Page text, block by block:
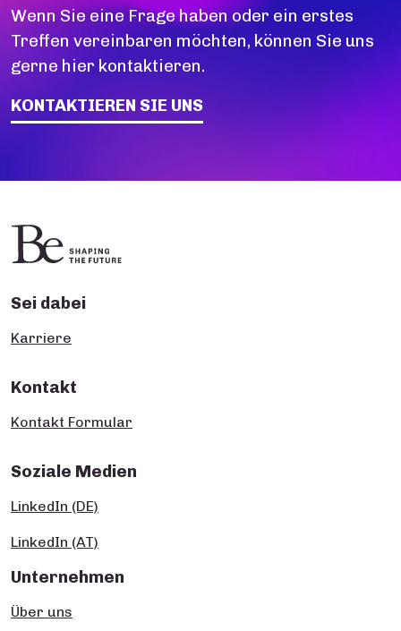
Wenn Sie eine Frage haben oder ein erstes
Treffen vereinbaren möchten, können Sie uns
gerne hier kontaktieren.
KONTAKTIEREN SIE UNS
Sei dabei
Karriere
Kontakt
Kontakt Formular
Soziale Medien
LinkedIn (DE)
LinkedIn (AT)
Unternehmen
Über uns